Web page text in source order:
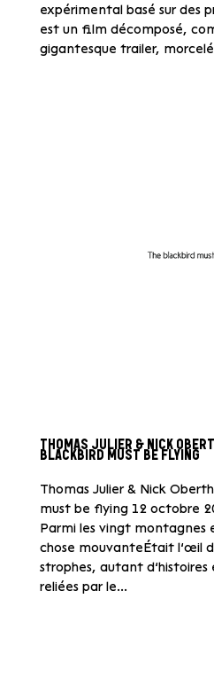
expérimental basé sur des
est un film décomposé,
gigantesque trailer,
THOMAS JULIER & NICK
BLACKBIRD MUST BE FLYING
Thomas Julier & Nick
must be flying 12 octobre
Parmi les vingt montagnes
chose mouvanteÉtait l’œil
strophes, autant
reliées par le...